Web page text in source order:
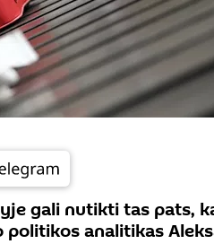
gali nutikti tas pats,
analitikas